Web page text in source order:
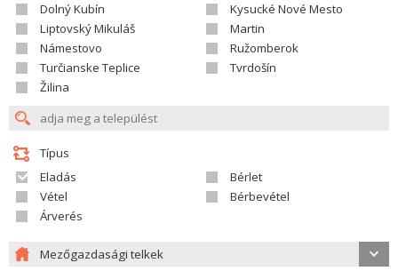
Dolný Kubín
Kysucké Nové Mesto
Liptovský Mikuláš
Martin
Námestovo
Ružomberok
Turčianske Teplice
Tvrdošín
Žilina
Típus
Eladás
Bérlet
Vétel
Bérbevétel
Árverés
Mezőgazdasági telkek